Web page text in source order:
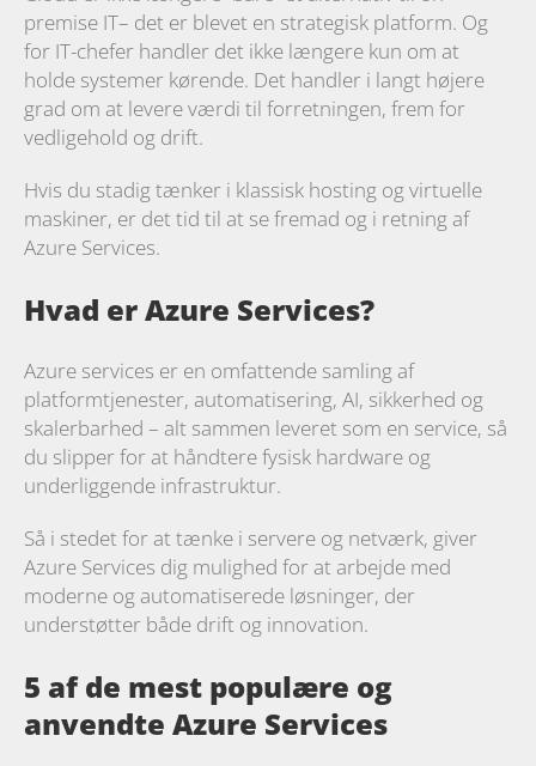
premise IT– det er blevet en strategisk platform. Og
for IT-chefer handler det ikke længere kun om at
holde systemer kørende. Det handler i langt højere
grad om at levere værdi til forretningen, frem for
vedligehold og drift.
Hvis du stadig tænker i klassisk hosting og virtuelle
maskiner, er det tid til at se fremad og i retning af
Azure Services.
Hvad er Azure Services?
Azure services er en omfattende samling af
platformtjenester, automatisering, AI, sikkerhed og
skalerbarhed – alt sammen leveret som en service, så
du slipper for at håndtere fysisk hardware og
underliggende infrastruktur.
Så i stedet for at tænke i servere og netværk, giver
Azure Services dig mulighed for at arbejde med
moderne og automatiserede løsninger, der
understøtter både drift og innovation.
5 af de mest populære og
anvendte Azure Services